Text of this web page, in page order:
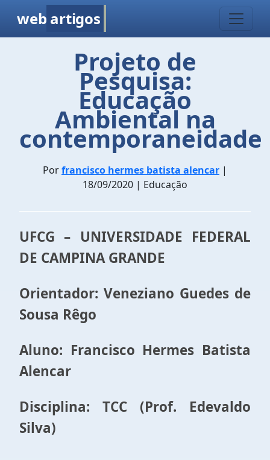
web artigos
Projeto de
Pesquisa:
Educação
Ambiental na
contemporaneidade
Porfrancisco hermes batista alencar |
18/09/2020 | Educação
UFCG – UNIVERSIDADE FEDERAL
DE CAMPINA GRANDE
Orientador: Veneziano Guedes de
Sousa Rêgo
Aluno: Francisco Hermes Batista
Alencar
Disciplina: TCC (Prof. Edevaldo
Silva)